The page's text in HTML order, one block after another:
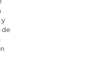
y
de